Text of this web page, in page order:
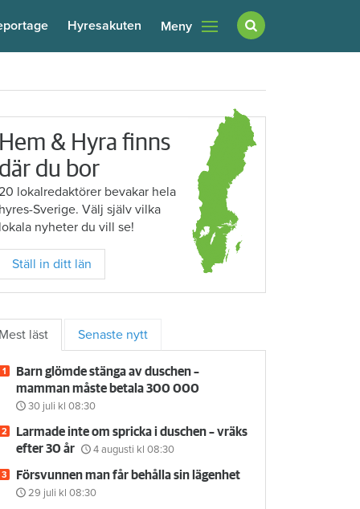
Hyresakuten Meny
Hem & Hyra finns
där du bor
lokalredaktörer bevakar hela
hyres-Sverige. Välj själv vilka
lokala nyheter du vill se!
Ställ in ditt län
Mest läst Senaste nytt
Barn glömde stänga av duschen –
mamman måste betala 300 000
30 juli kl 08:30
Larmade inte om spricka i duschen – vräks
efter 30 år
4 augusti kl 08:30
Försvunnen man får behålla sin lägenhet
29 juli kl 08:30